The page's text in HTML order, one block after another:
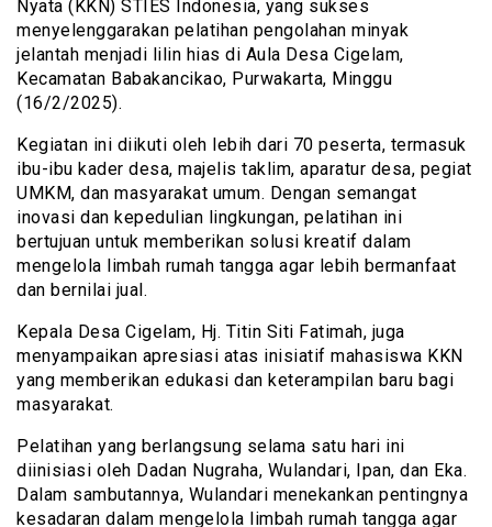
Nyata (KKN) STIES Indonesia, yang sukses
menyelenggarakan pelatihan pengolahan minyak
jelantah menjadi lilin hias di Aula Desa Cigelam,
Kecamatan Babakancikao, Purwakarta, Minggu
(16/2/2025).
Kegiatan ini diikuti oleh lebih dari 70 peserta, termasuk
ibu-ibu kader desa, majelis taklim, aparatur desa, pegiat
UMKM, dan masyarakat umum. Dengan semangat
inovasi dan kepedulian lingkungan, pelatihan ini
bertujuan untuk memberikan solusi kreatif dalam
mengelola limbah rumah tangga agar lebih bermanfaat
dan bernilai jual.
Kepala Desa Cigelam, Hj. Titin Siti Fatimah, juga
menyampaikan apresiasi atas inisiatif mahasiswa KKN
yang memberikan edukasi dan keterampilan baru bagi
masyarakat.
Pelatihan yang berlangsung selama satu hari ini
diinisiasi oleh Dadan Nugraha, Wulandari, Ipan, dan Eka.
Dalam sambutannya, Wulandari menekankan pentingnya
kesadaran dalam mengelola limbah rumah tangga agar